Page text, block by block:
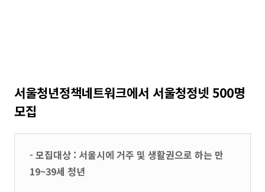
서울청년정책네트워크에서 서울청정넷 500명
모집
- 모집대상 : 서울시에 거주 및 생활권으로 하는 만
19~39세 청년